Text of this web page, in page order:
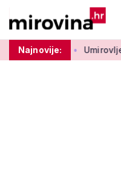
Najnovije:
50 centi